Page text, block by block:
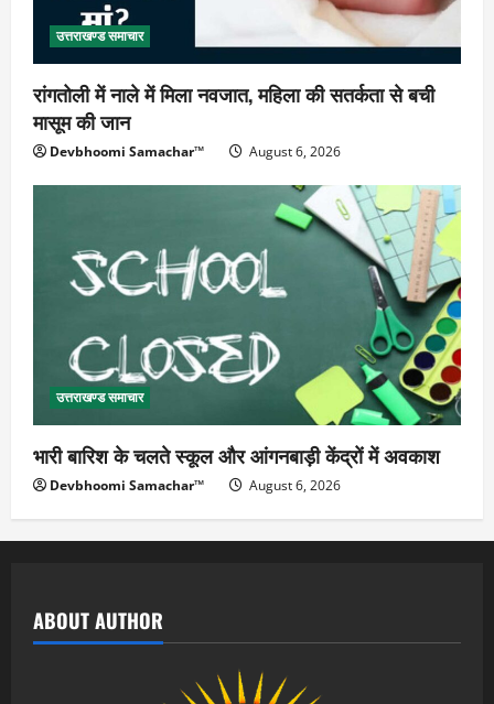
उत्तराखण्ड समाचार
रांगतोली में नाले में मिला नवजात, महिला की सतर्कता से बची
मासूम की जान
Devbhoomi Samachar™ August 6, 2026
उत्तराखण्ड समाचार
भारी बारिश के चलते स्कूल और आंगनबाड़ी केंद्रों में अवकाश
Devbhoomi Samachar™ August 6, 2026
ABOUT AUTHOR